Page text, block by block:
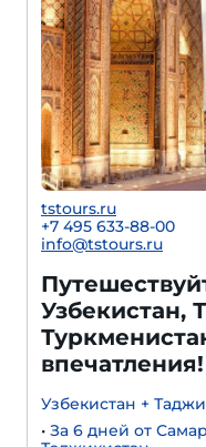
tstours.ru
+7 495 633-88-00
info@tstours.ru
Узбекистан,
впечатления!
Узбекистан +
• За 6 дней от